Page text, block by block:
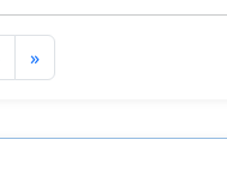
»